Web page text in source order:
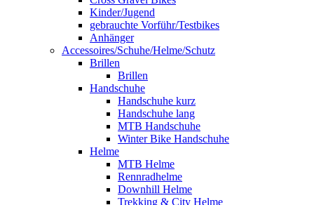
Kinder/Jugend
gebrauchte Vorführ/Testbikes
Anhänger
Accessoires/Schuhe/Helme/Schutz
Brillen
Brillen
Handschuhe
Handschuhe kurz
Handschuhe lang
MTB Handschuhe
Winter Bike Handschuhe
Helme
MTB Helme
Rennradhelme
Downhill Helme
Trekking & City Helme